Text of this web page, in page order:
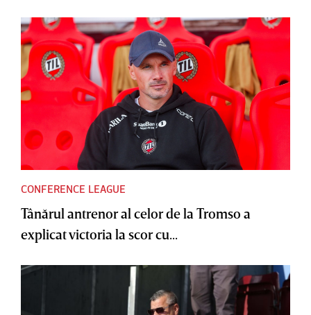
CONFERENCE LEAGUE
Tânărul antrenor al celor de la Tromso a
explicat victoria la scor cu...